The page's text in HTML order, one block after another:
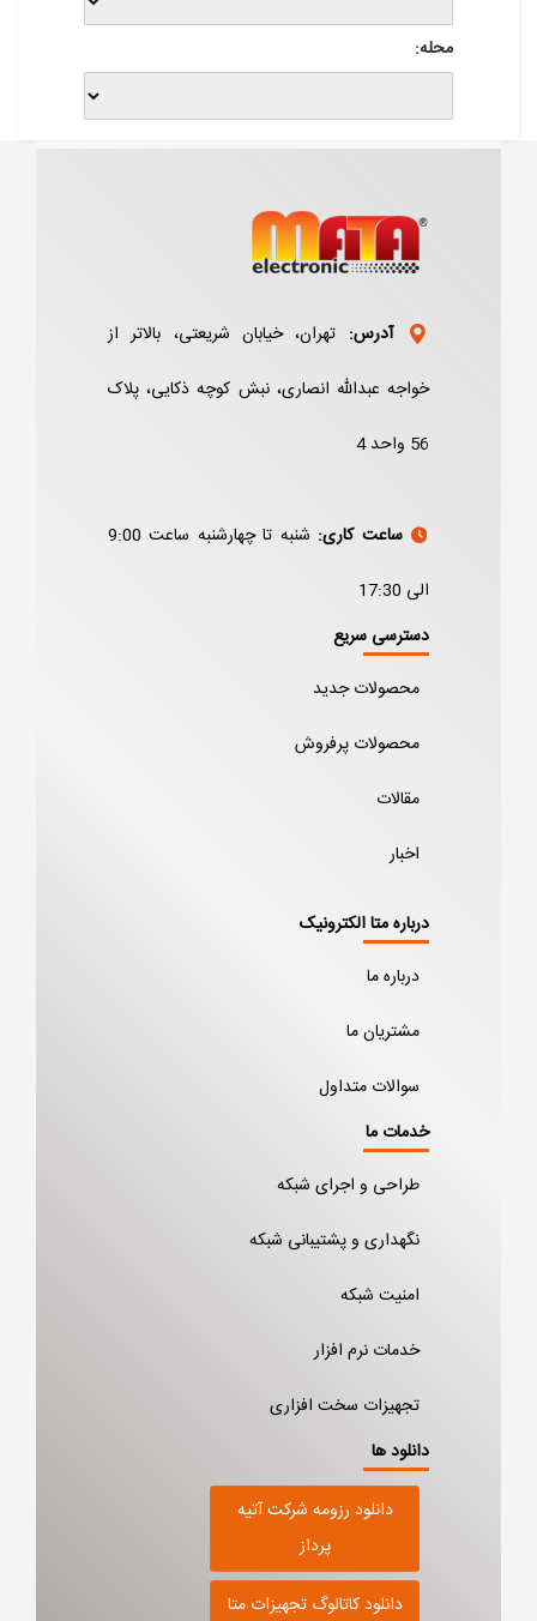
محله:
آدرس: تهران، خیابان شریعتی، بالاتر از
خواجه عبدالله انصاری، نبش کوچه ذکایی، پلاک
56 واحد 4
ساعت کاری:
شنبه تا چهارشنبه ساعت 9:00
الی 17:30
دسترسی سریع
محصولات جدید
محصولات پرفروش
مقالات
اخبار
درباره متا الکترونیک
درباره ما
مشتریان ما
سوالات متداول
خدمات ما
طراحی و اجرای شبکه
نگهداری و پشتیبانی شبکه
امنیت شبکه
خدمات نرم افزار
تجهیزات سخت افزاری
دانلود ها
دانلود رزومه شرکت آتیه
پرداز
دانلود کاتالوگ تجهیزات متا